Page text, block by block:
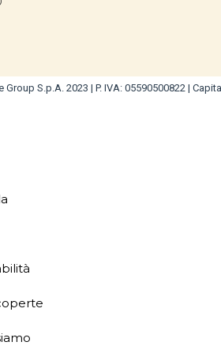
S.p.A. 2023 | P. IVA: 05590500822 |